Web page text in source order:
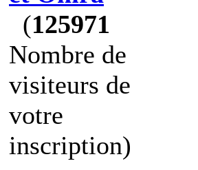
(125971
Nombre de
visiteurs de
votre
inscription)